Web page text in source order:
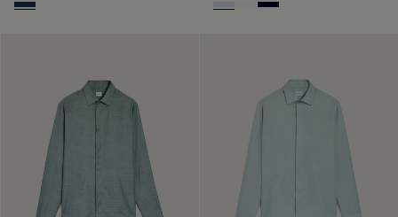
Winter Blue & Valley Green Sky BlueBlanc Optique
Nero Blue